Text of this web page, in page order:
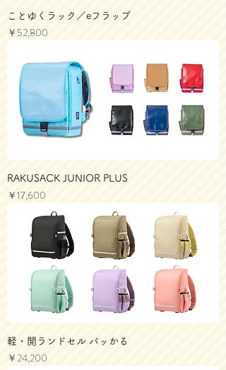
ことゆくラック／eフラップ
価格
￥52,800
RAKUSACK JUNIOR PLUS
価格
￥17,600
軽・開ランドセル パッかる
価格
￥24,200